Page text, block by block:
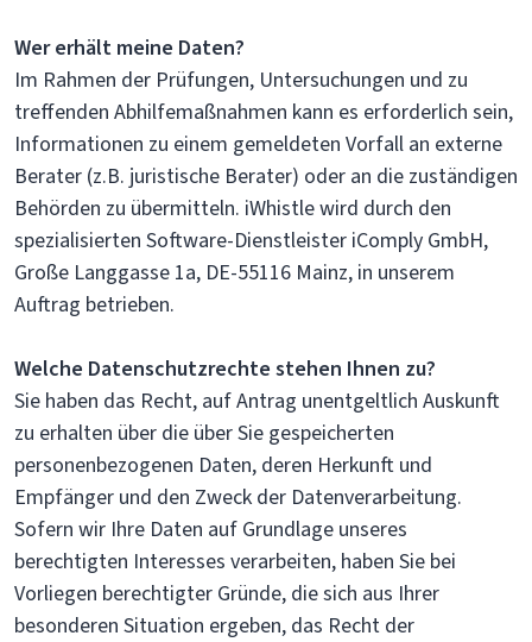
Wer erhält meine Daten?
Im Rahmen der Prüfungen, Untersuchungen und zu
treffenden Abhilfemaßnahmen kann es erforderlich sein,
Informationen zu einem gemeldeten Vorfall an externe
Berater (z.B. juristische Berater) oder an die zuständigen
Behörden zu übermitteln. iWhistle wird durch den
spezialisierten Software-Dienstleister iComply GmbH,
Große Langgasse 1a, DE-55116 Mainz, in unserem
Auftrag betrieben.
Welche Datenschutzrechte stehen Ihnen zu?
Sie haben das Recht, auf Antrag unentgeltlich Auskunft
zu erhalten über die über Sie gespeicherten
personenbezogenen Daten, deren Herkunft und
Empfänger und den Zweck der Datenverarbeitung.
Sofern wir Ihre Daten auf Grundlage unseres
berechtigten Interesses verarbeiten, haben Sie bei
Vorliegen berechtigter Gründe, die sich aus Ihrer
besonderen Situation ergeben, das Recht der